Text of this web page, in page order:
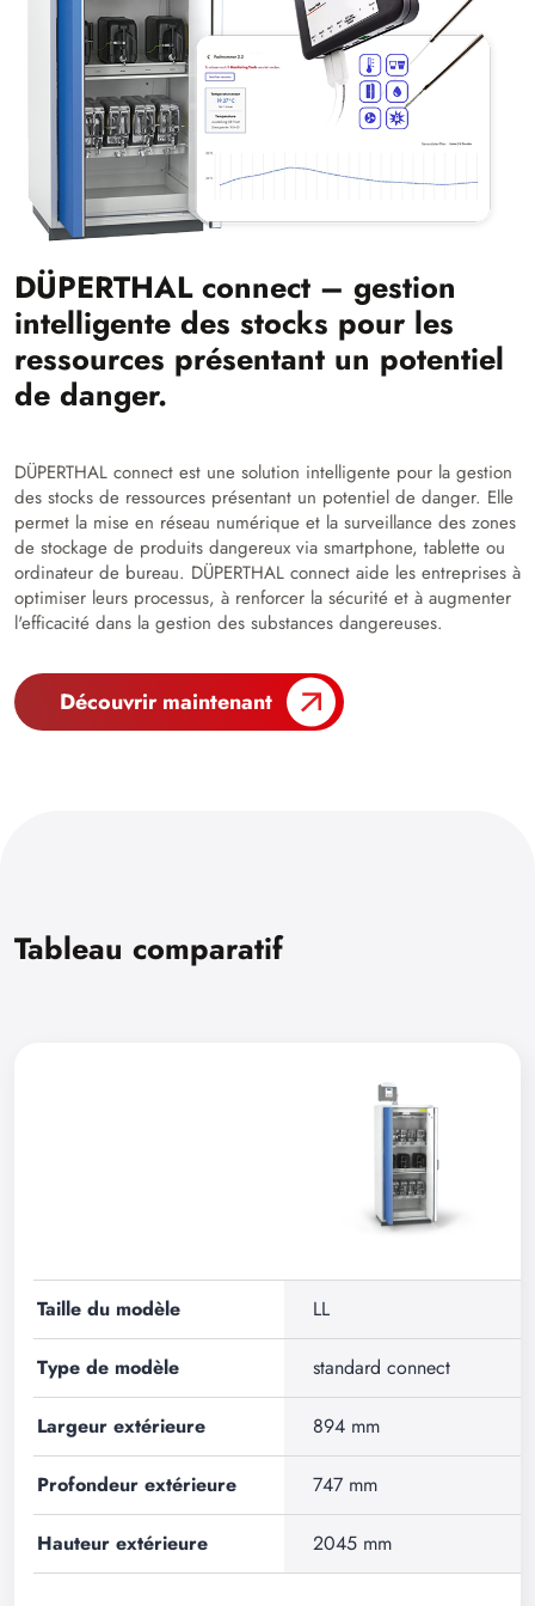
DÜPERTHAL connect – gestion
intelligente des stocks pour les
ressources présentant un potentiel
de danger.
DÜPERTHAL connect est une solution intelligente pour la gestion
des stocks de ressources présentant un potentiel de danger. Elle
permet la mise en réseau numérique et la surveillance des zones
de stockage de produits dangereux via smartphone, tablette ou
ordinateur de bureau. DÜPERTHAL connect aide les entreprises à
optimiser leurs processus, à renforcer la sécurité et à augmenter
l'efficacité dans la gestion des substances dangereuses.
Découvrir maintenant
Tableau comparatif
Taille du modèle LL
Type de modèle standard connect
Largeur extérieure 894 mm
Profondeur extérieure 747 mm
Hauteur extérieure 2045 mm